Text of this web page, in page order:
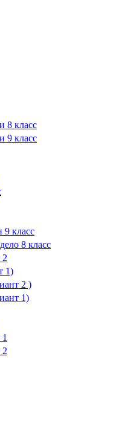
8 класс
9 класс
9 класс
8 класс
1)
2 )
1)